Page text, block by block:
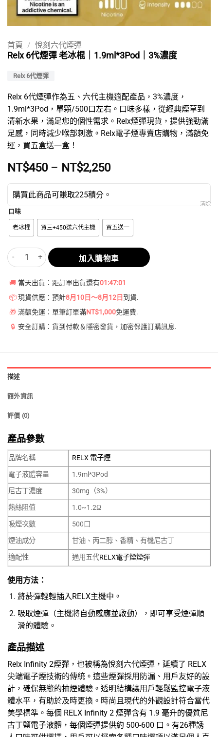
首頁 / 悅刻六代煙彈
Relx 6代煙彈 老冰棍｜1.9ml*3Pod｜3%濃度
Relx 6代煙彈
Relx 6代煙彈作為五、六代主機適配產品，3%濃度，
1.9ml*3Pod，單顆/500口左右。口味多樣，從經典煙草到
清新水果，滿足您的個性需求。 Relx煙彈現貨 ，提供強勁滿
足感，同時減少喉部刺激。 Relx電子煙專賣店購物，滿額免
運，買五盒送一盒！
NT$450 – NT$2,250價
圍：
到
NT$2,250
購買此商品可賺取225積分。
口味
老冰棍 買三+450送六代主機 買五送一
清除
Relx 6代煙彈 老冰棍｜1.9ml*3Pod｜3%濃度 數量
加入購物車
🚚 當天出貨：距訂單出貨還有01:47:00
📦 現貨供應：預計8月10日～8月12日到貨.
🎁 滿額免運：單筆訂單滿NT$1,000免運費.
🔒 安全訂購：貨到付款＆隱密發貨，加密保護訂購訊息.
描述
額外資訊
評價 (0)
產品參數
品牌名稱
RELX 電子煙
電子液體容量
1.9ml*3Pod
尼古丁濃度
30mg（3%）
熱絲阻值
1.0~1.2Ω
吸煙次數
500口
煙油成分
甘油、丙二醇、香精、有機尼古丁
適配性
通用五代RELX電子煙煙彈
使用方法：
將菸彈輕輕插入RELX主機中。
吸取煙彈（主機將自動感應並啟動），即可享受煙彈順
滑的體驗。
產品描述
Relx Infinity 2煙彈，也被稱為悅刻六代煙彈 ，延續了 RELX
尖端電子煙技術的傳統。這些煙彈採用防漏、用戶友好的設
計，確保無縫的抽煙體驗。透明結構讓用戶輕鬆監控電子液
體水平，有助於及時更換。時尚且現代的外觀設計符合當代
美學標準。每個 RELX Infinity 2 煙彈含有 1.9 毫升的優質尼
古丁鹽電子液體，每個煙彈提供約 500-600 口。有26種誘